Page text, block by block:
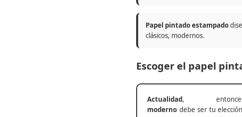
Papel pintado estampado
clásicos, modernos.
Escoger el papel
Actualidad,
moderno debe ser tu